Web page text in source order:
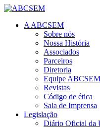
A ABCSEM
Sobre nós
Nossa História
Associados
Parceiros
Diretoria
Equipe ABCSEM
Revistas
Código de ética
Sala de Imprensa
Legislação
Diário Oficial da